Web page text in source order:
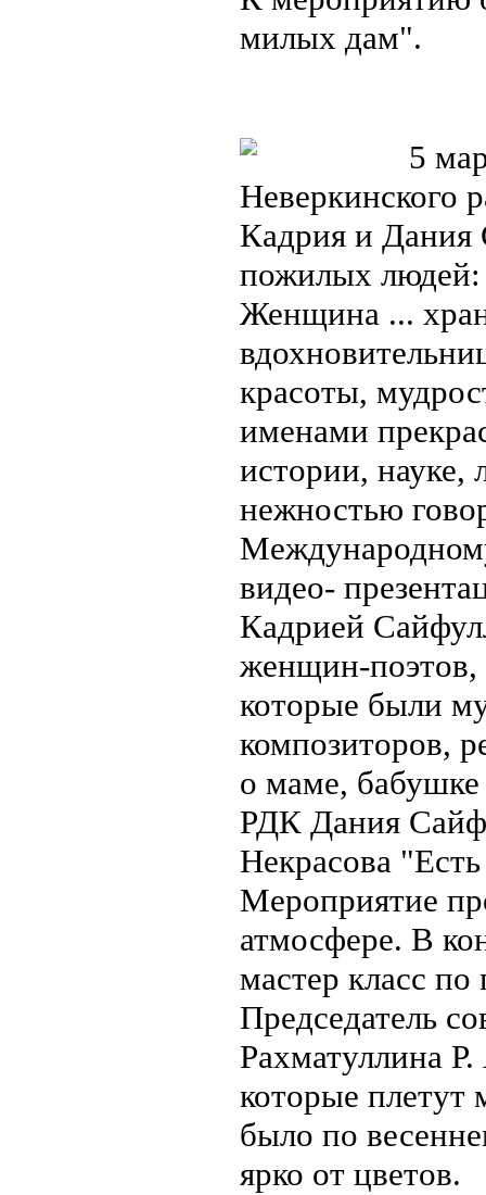
милых дам".
5
Неверкинского
Кадрия и Дания
пожилых
Женщина ...
красоты,
именами
истории, науке,
нежностью
видео-
Кадрией
женщин-
которые были
композиторов,
о маме,
РДК Дания
Некрасова
Мероприятие
атмосфере. В
мастер класс
Председатель
Рахматуллина
которые плетут
было по
ярко от цветов.